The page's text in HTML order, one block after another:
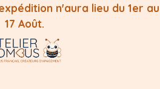
n'aura lieu du 1er au
17 Août.